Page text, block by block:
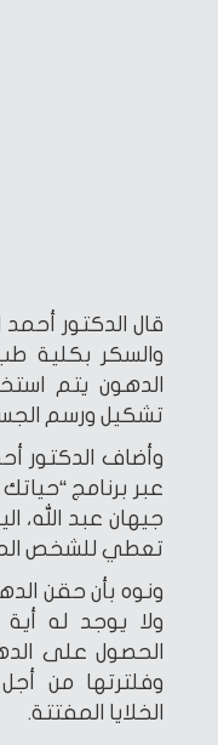
قال الدكتور
والسكر بكلية
الدهون يتم
تشكيل ورسم
وأضاف الدكتور
عبر برنامج
تعطي للشخص
ولا يوجد له
الحصول على
وفلترتها من
الخلايا المفتتة.